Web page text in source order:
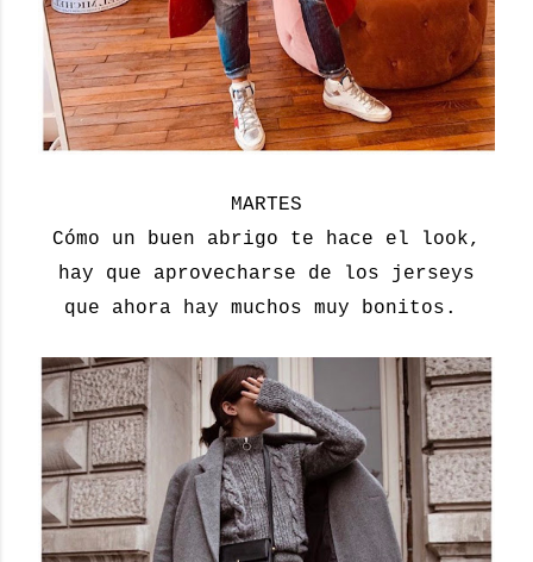
MARTES
Cómo un buen abrigo te hace el look,
hay que aprovecharse de los jerseys
que ahora hay muchos muy bonitos.